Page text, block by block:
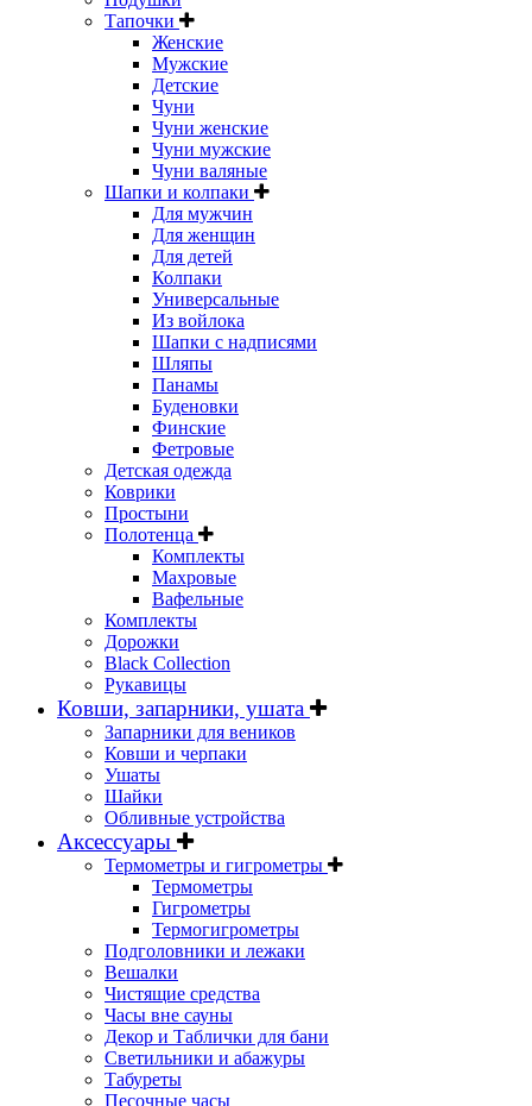
Тапочки
Женские
Мужские
Детские
Чуни
Чуни женские
Чуни мужские
Чуни валяные
Шапки и колпаки
Для мужчин
Для женщин
Для детей
Колпаки
Универсальные
Из войлока
Шапки с надписями
Шляпы
Панамы
Буденовки
Финские
Фетровые
Детская одежда
Коврики
Простыни
Полотенца
Комплекты
Махровые
Вафельные
Комплекты
Дорожки
Black Collection
Рукавицы
Ковши, запарники, ушата
Запарники для веников
Ковши и черпаки
Ушаты
Шайки
Обливные устройства
Аксессуары
Термометры и гигрометры
Термометры
Гигрометры
Термогигрометры
Подголовники и лежаки
Вешалки
Чистящие средства
Часы вне сауны
Декор и Таблички для бани
Светильники и абажуры
Табуреты
Песочные часы